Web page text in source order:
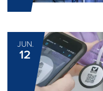
JUN.
12